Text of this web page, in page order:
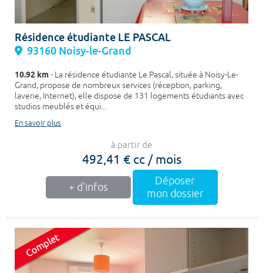
Résidence étudiante LE PASCAL
93160 Noisy-le-Grand
10.92 km- La résidence étudiante Le Pascal, située à Noisy-Le-
Grand, propose de nombreux services (réception, parking,
laverie, Internet), elle dispose de 131 logements étudiants avec
studios meublés et équi...
En savoir plus
à partir de
492,41 € cc / mois
+ d'infos
Déposer
mon dossier